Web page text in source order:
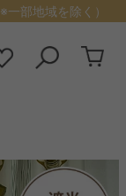
部地域を除く）